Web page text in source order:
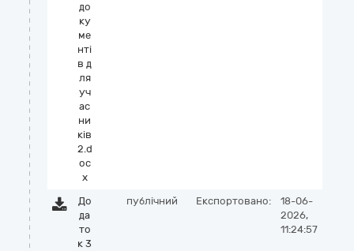
до
ку
ме
нті
в д
ля
уч
ас
ни
ків
2.d
oc
x
До
да
то
к 3
публічний Експортовано:
18-06-
2026,
11:24:57